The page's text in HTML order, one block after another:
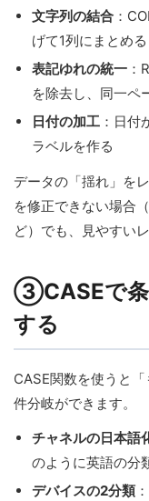
文字列の結合 ：
げて1列にまとめる
表記ゆれの統一 ：
を除去し、同一ペ
日付の加工 ：日付
ラベルを作る
データの「揺れ」を
を修正できない場合
ど）でも、見やすい
③CASEで条
する
CASE関数を使うと
件分岐ができます。
チャネルの日本語
のように英語の分
デバイスの2分類